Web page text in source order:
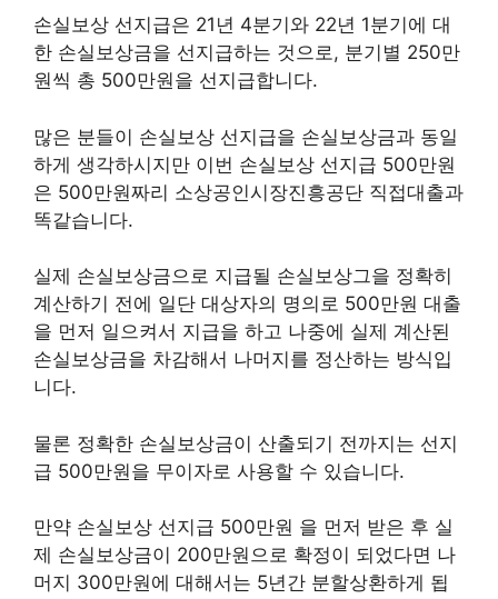
손실보상 선지급은 21년 4분기와 22년 1분기에 대
한 손실보상금을 선지급하는 것으로, 분기별 250만
원씩 총 500만원을 선지급합니다.
많은 분들이 손실보상 선지급을 손실보상금과 동일
하게 생각하시지만 이번 손실보상 선지급 500만원
은 500만원짜리 소상공인시장진흥공단 직접대출과
똑같습니다.
실제 손실보상금으로 지급될 손실보상그을 정확히
계산하기 전에 일단 대상자의 명의로 500만원 대출
을 먼저 일으켜서 지급을 하고 나중에 실제 계산된
손실보상금을 차감해서 나머지를 정산하는 방식입
니다.
물론 정확한 손실보상금이 산출되기 전까지는 선지
급 500만원을 무이자로 사용할 수 있습니다.
만약 손실보상 선지급 500만원 을 먼저 받은 후 실
제 손실보상금이 200만원으로 확정이 되었다면 나
머지 300만원에 대해서는 5년간 분할상환하게 됩